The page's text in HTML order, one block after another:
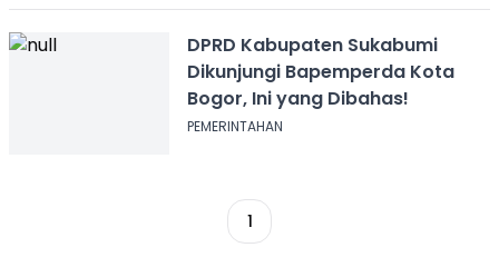
DPRD Kabupaten Sukabumi
Dikunjungi Bapemperda Kota
Bogor, Ini yang Dibahas!
PEMERINTAHAN
1